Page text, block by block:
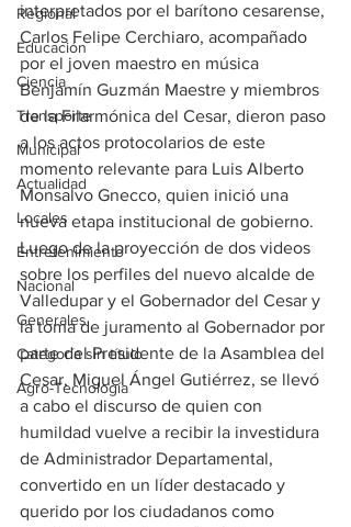
Regional
Educación
Ciencia
Transporte
Municipal
Actualidad
Locales
Entretenimiento
Nacional
Generales
Categoría sin título
Agro-Tecnología
interpretados por el barítono cesarense,
Carlos Felipe Cerchiaro, acompañado
por el joven maestro en música
Benjamín Guzmán Maestre y miembros
de la Filarmónica del Cesar, dieron paso
a los actos protocolarios de este
momento relevante para Luis Alberto
Monsalvo Gnecco, quien inició una
nueva etapa institucional de gobierno.
Luego de la proyección de dos videos
sobre los perfiles del nuevo alcalde de
Valledupar y el Gobernador del Cesar y
la toma de juramento al Gobernador por
parte del Presidente de la Asamblea del
Cesar, Miguel Ángel Gutiérrez, se llevó
a cabo el discurso de quien con
humildad vuelve a recibir la investidura
de Administrador Departamental,
convertido en un líder destacado y
querido por los ciudadanos como